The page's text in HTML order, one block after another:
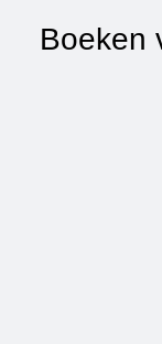
Boeken